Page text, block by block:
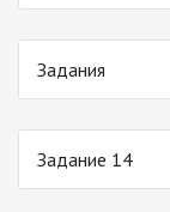
Задания
Задание 14